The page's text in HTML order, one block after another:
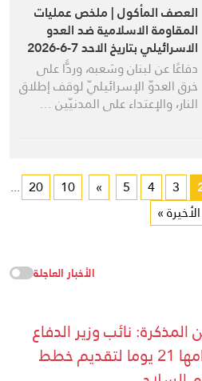
العصف المأكول | ملخص عمليات
المقاومة الاسلامية ضد العدو
الاسرائيلي بتاريخ الاحد 7-6-2026
دفاعًا عن لبنان وشعبه، وردًّا على
خرق العدوّ الإسرائيليّ لوقف إطلاق
النار، والإعتداء على المدنيّين …
3
4
5
»
10
20
...
الأخيرة »
الأخبار العاجلة
نائب وزير الدفاع
أكد للشركات أن أمامها 21 يوما لتقديم خطط